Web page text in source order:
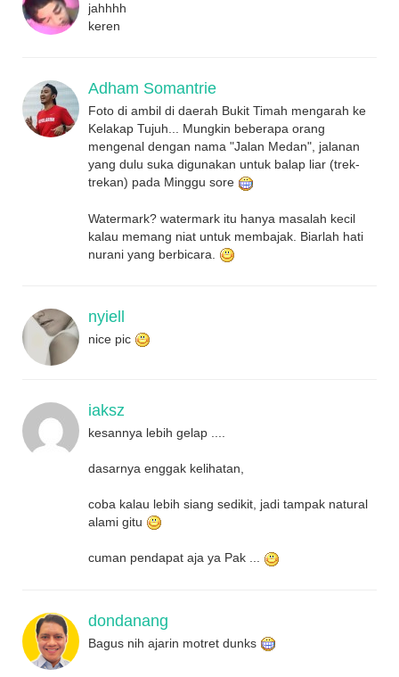
jahhhh
keren
Adham Somantrie
Foto di ambil di daerah Bukit Timah mengarah ke
Kelakap Tujuh... Mungkin beberapa orang
mengenal dengan nama "Jalan Medan", jalanan
yang dulu suka digunakan untuk balap liar (trek-
trekan) pada Minggu sore
Watermark? watermark itu hanya masalah kecil
kalau memang niat untuk membajak. Biarlah hati
nurani yang berbicara.
nyiell
nice pic
iaksz
kesannya lebih gelap ....
dasarnya enggak kelihatan,
coba kalau lebih siang sedikit, jadi tampak natural
alami gitu
cuman pendapat aja ya Pak ...
dondanang
Bagus nih ajarin motret dunks